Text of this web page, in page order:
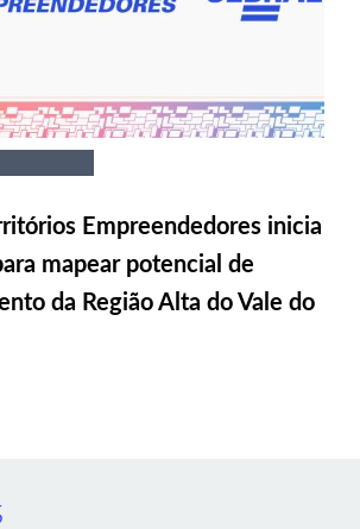
Empreendedores inicia
mapear potencial de
da Região Alta do Vale do